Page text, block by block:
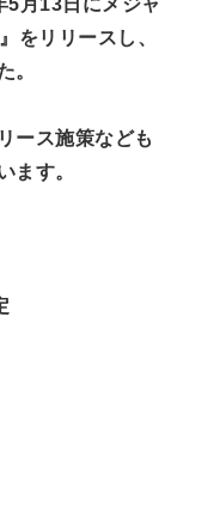
月13日にメジャ
をリリースし、
。
ース施策なども
ます。